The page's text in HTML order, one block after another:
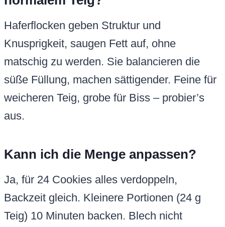
Haferflocken geben Struktur und
Knusprigkeit, saugen Fett auf, ohne
matschig zu werden. Sie balancieren die
süße Füllung, machen sättigender. Feine für
weicheren Teig, grobe für Biss – probier’s
aus.
Kann ich die Menge anpassen?
Ja, für 24 Cookies alles verdoppeln,
Backzeit gleich. Kleinere Portionen (24 g
Teig) 10 Minuten backen. Blech nicht